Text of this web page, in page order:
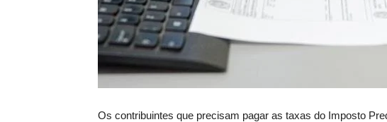
Os contribuintes que precisam pagar as taxas do Imposto